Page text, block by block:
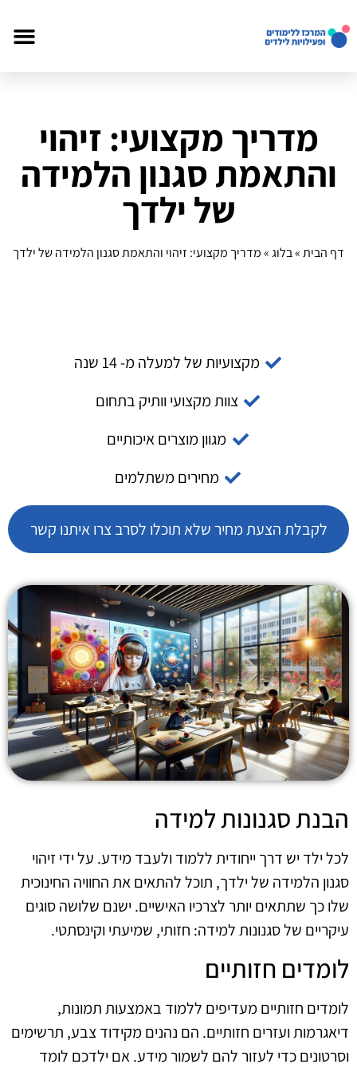
מדריך מקצועי: זיהוי
והתאמת סגנון הלמידה
של ילדך
דף הבית»בלוג»מדריך מקצועי: זיהוי והתאמת סגנון הלמידה של ילדך
מקצועיות של למעלה מ- 14 שנה
צוות מקצועי וותיק בתחום
מגוון מוצרים איכותיים
מחירים משתלמים
לקבלת הצעת מחיר שלא תוכלו לסרב צרו איתנו קשר
הבנת סגנונות למידה
לכל ילד יש דרך ייחודית ללמוד ולעבד מידע. על ידי זיהוי
סגנון הלמידה של ילדך, תוכל להתאים את החוויה החינוכית
שלו כך שתתאים יותר לצרכיו האישיים. ישנם שלושה סוגים
עיקריים של סגנונות למידה: חזותי, שמיעתי וקינסתטי.
לומדים חזותיים
לומדים חזותיים מעדיפים ללמוד באמצעות תמונות,
דיאגרמות ועזרים חזותיים. הם נהנים מקידוד צבע, תרשימים
וסרטונים כדי לעזור להם לשמור מידע. אם ילדכם לומד